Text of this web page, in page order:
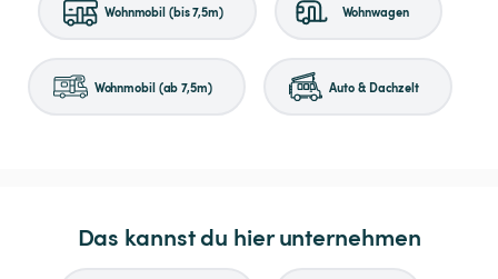
Wohnmobil (bis 7,5m) Wohnwagen
Wohnmobil (ab 7,5m) Auto & Dachzelt
Das kannst du hier unternehmen